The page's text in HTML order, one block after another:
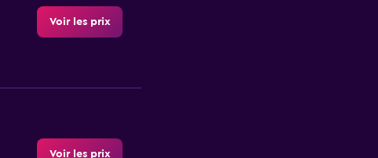
Voir les prix
Voir les prix